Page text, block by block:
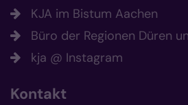
KJA im Bistum Aachen
Büro der Regionen Düren
kja @ Instagram
Kontakt